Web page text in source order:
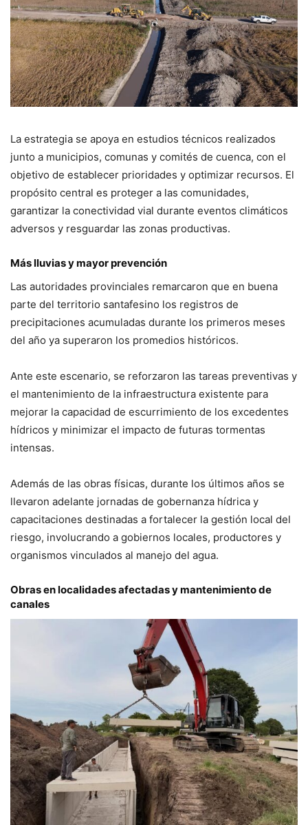
La estrategia se apoya en estudios técnicos realizados
junto a municipios, comunas y comités de cuenca, con el
objetivo de establecer prioridades y optimizar recursos. El
propósito central es proteger a las comunidades,
garantizar la conectividad vial durante eventos climáticos
adversos y resguardar las zonas productivas.
Más lluvias y mayor prevención
Las autoridades provinciales remarcaron que en buena
parte del territorio santafesino los registros de
precipitaciones acumuladas durante los primeros meses
del año ya superaron los promedios históricos.
Ante este escenario, se reforzaron las tareas preventivas y
el mantenimiento de la infraestructura existente para
mejorar la capacidad de escurrimiento de los excedentes
hídricos y minimizar el impacto de futuras tormentas
intensas.
Además de las obras físicas, durante los últimos años se
llevaron adelante jornadas de gobernanza hídrica y
capacitaciones destinadas a fortalecer la gestión local del
riesgo, involucrando a gobiernos locales, productores y
organismos vinculados al manejo del agua.
Obras en localidades afectadas y mantenimiento de
canales